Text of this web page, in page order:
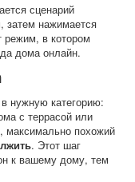
сценарий
, затем нажимается
режим, в котором
дома онлайн.
нужную категорию:
с террасой или
максимально похожий
. Этот шаг
к вашему дому, тем